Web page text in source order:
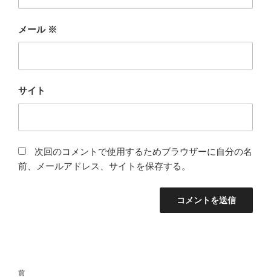
メール ※
サイト
次回のコメントで使用するためブラウザーに自分の名
前、メールアドレス、サイトを保存する。
投
前
前